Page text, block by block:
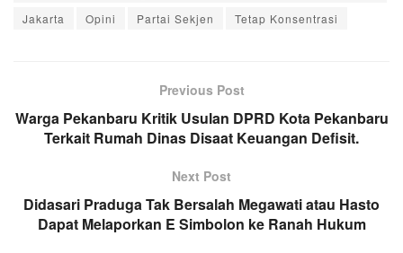
Jakarta
Opini Partai Sekjen Tetap Konsentrasi
Previous Post
Warga Pekanbaru Kritik Usulan DPRD Kota Pekanbaru
Terkait Rumah Dinas Disaat Keuangan Defisit.
Next Post
Didasari Praduga Tak Bersalah Megawati atau Hasto
Dapat Melaporkan E Simbolon ke Ranah Hukum